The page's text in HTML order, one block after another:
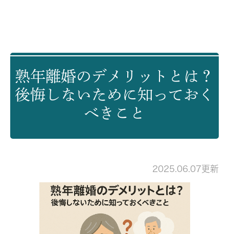
熟年離婚のデメリットとは？
後悔しないために知っておく
べきこと
2025.06.07更新